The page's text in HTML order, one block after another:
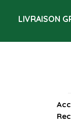
LIVRAISON